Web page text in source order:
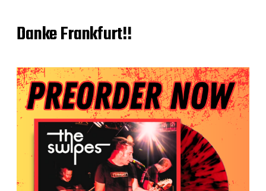
Danke Frankfurt!!